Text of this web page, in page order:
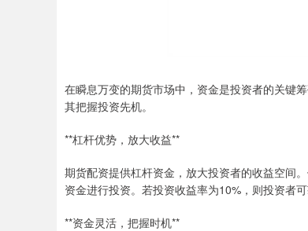
在瞬息万变的期货市场中，资金是投资者的关键
其把握投资先机。
**杠杆优势，放大收益**
期货配资提供杠杆资金，放大投资者的收益空间
资金进行投资。若投资收益率为10%，则投资者
**资金灵活，把握时机**